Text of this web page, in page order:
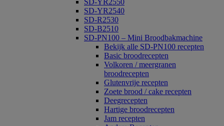
SD-YR2550
SD-YR2540
SD-R2530
SD-B2510
SD-PN100 – Mini Broodbakmachine
Bekijk alle SD-PN100 recepten
Basic broodrecepten
Volkoren / meergranen
broodrecepten
Glutenvrije recepten
Zoete brood / cake recepten
Deegrecepten
Hartige broodrecepten
Jam recepten